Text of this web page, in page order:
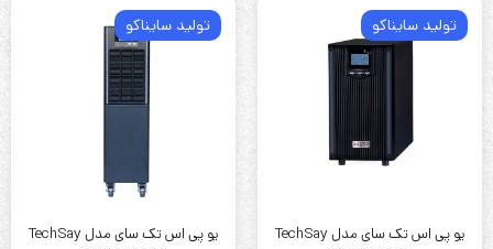
تولید سایناکو
یو پی اس تک سای مدل TechSay
تولید سایناکو
یو پی اس تک سای مدل TechSay